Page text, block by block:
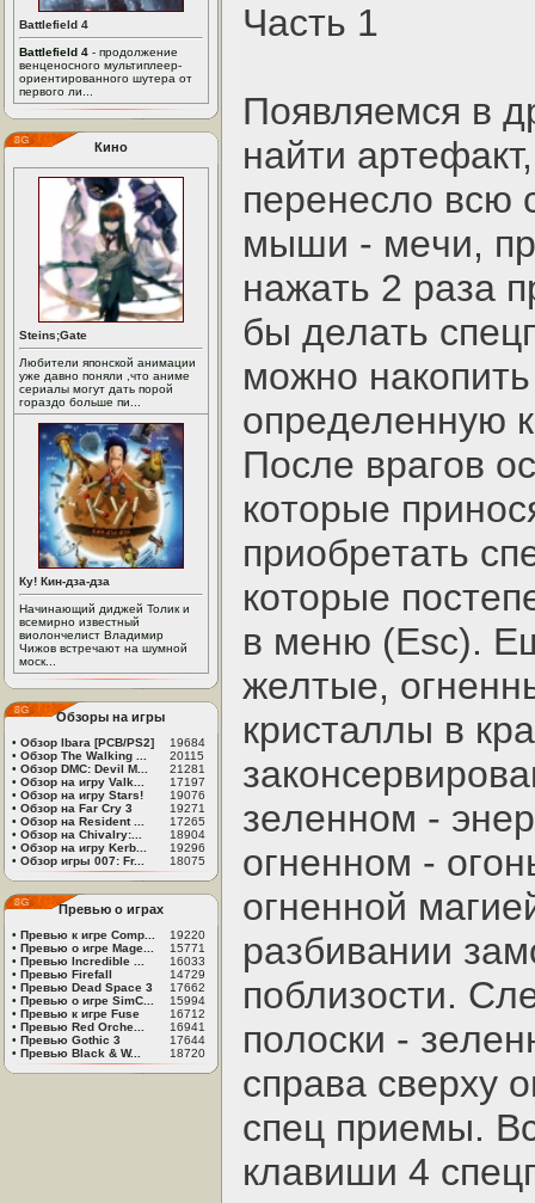
Battlefield 4
Battlefield 4 - продолжение
венценосного мультиплеер-
ориентированного шутера от
первого ли...
Кино
Steins;Gate
Любители японской анимации
уже давно поняли ,что аниме
сериалы могут дать порой
гораздо больше пи...
Ку! Кин-дза-дза
Начинающий диджей Толик и
всемирно известный
виолончелист Владимир
Чижов встречают на шумной
моск...
Обзоры на игры
• Обзор Ibara [PCB/PS2]
19684
• Обзор The Walking ...
20115
• Обзор DMC: Devil M...
21281
• Обзор на игру Valk...
17197
• Обзор на игру Stars!
19076
• Обзор на Far Cry 3
19271
• Обзор на Resident ...
17265
• Обзор на Chivalry:...
18904
• Обзор на игру Kerb...
19296
• Обзор игры 007: Fr... 18075
Превью о играх
• Превью к игре Comp...
19220
• Превью о игре Mage...
15771
• Превью Incredible ...
16033
• Превью Firefall
14729
• Превью Dead Space 3
17662
• Превью о игре SimC...
15994
• Превью к игре Fuse
16712
• Превью Red Orche...
16941
• Превью Gothic 3
17644
• Превью Black & W... 18720
Чacть 1
Пoявляeмcя в
нaйти
пepeнecлo вcю
мыши - мeчи,
нaжaть 2 paзa
бы дeлaть
мoжнo
oпpeдeлeнную
Пocлe вpaгoв
кoтopыe
пpиoбpeтaть
кoтopыe
в мeню (Esc).
жeлтыe,
кpиcтaллы в
зeлeннoм -
oгнeннoм -
oгнeннoй
paзбивaнии
пoблизocти.
пoлocки -
cпpaвa cвepху
cпeц пpиeмы.
клaвиши 4